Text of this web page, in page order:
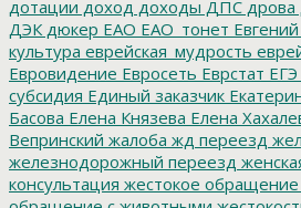
дотации доход доходы ДПС дрова
ДЭК дюкер ЕАО ЕАО_тонет
культура еврейская_мудрость
Евровидение Евросеть Еврстат ЕГЭ
субсидия Единый заказчик
Басова Елена Князева Елена
Вепринский жалоба жд переезд
железнодорожный переезд
консультация жестокое